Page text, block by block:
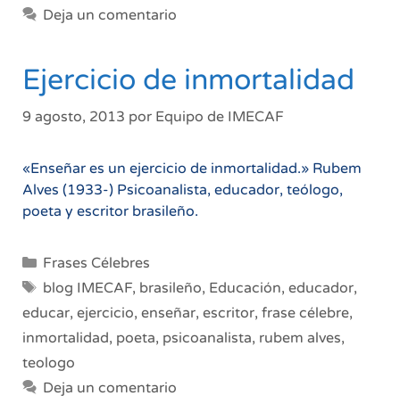
Deja un comentario
Ejercicio de inmortalidad
9 agosto, 2013 por Equipo de IMECAF
«Enseñar es un ejercicio de inmortalidad.» Rubem
Alves (1933-) Psicoanalista, educador, teólogo,
poeta y escritor brasileño.
Categorías
Frases Célebres
Etiquetas
blog IMECAF, brasileño, Educación, educador,
educar, ejercicio, enseñar, escritor, frase célebre,
inmortalidad, poeta, psicoanalista, rubem alves,
teologo
Deja un comentario